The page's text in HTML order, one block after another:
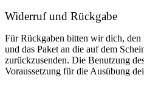
Widerruf und Rückgabe
Für Rückgaben bitten wir dich, den
und das Paket an die auf dem
zurückzusenden. Die Benutzung
Voraussetzung für die Ausübung